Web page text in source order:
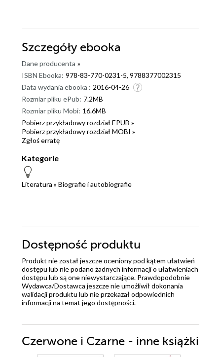
Szczegóły ebooka
Dane producenta »
ISBN Ebooka: 978-83-770-0231-5, 9788377002315
Data wydania ebooka : 2016-04-26
Rozmiar pliku ePub: 7.2MB
Rozmiar pliku Mobi: 16.6MB
Pobierz przykładowy rozdział EPUB »
Pobierz przykładowy rozdział MOBI »
Zgłoś erratę
Kategorie
Literatura » Biografie i autobiografie
Dostępność produktu
Produkt nie został jeszcze oceniony pod kątem ułatwień
dostępu lub nie podano żadnych informacji o ułatwieniach
dostępu lub są one niewystarczające. Prawdopodobnie
Wydawca/Dostawca jeszcze nie umożliwił dokonania
walidacji produktu lub nie przekazał odpowiednich
informacji na temat jego dostępności.
Czerwone i Czarne - inne książki